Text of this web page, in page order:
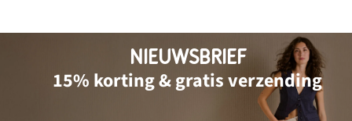
NIEUWSBRIEF
15% korting & gratis verzending